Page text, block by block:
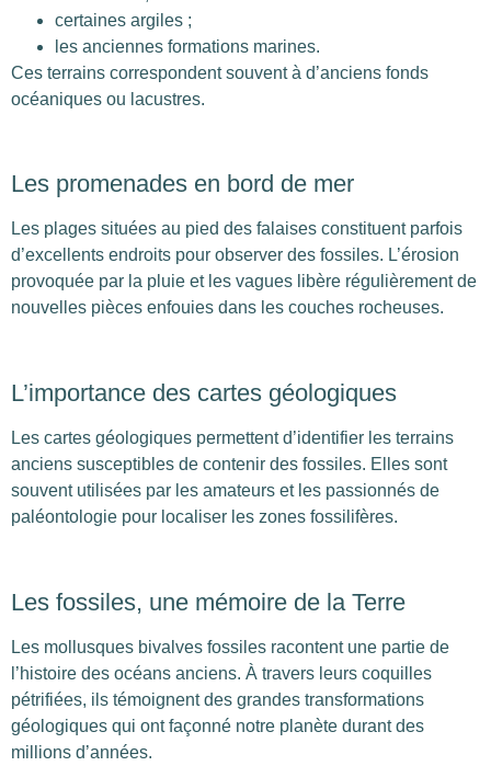
certaines argiles ;
les anciennes formations marines.
Ces terrains correspondent souvent à d’anciens fonds
océaniques ou lacustres.
Les promenades en bord de mer
Les plages situées au pied des falaises constituent parfois
d’excellents endroits pour observer des fossiles. L’érosion
provoquée par la pluie et les vagues libère régulièrement de
nouvelles pièces enfouies dans les couches rocheuses.
L’importance des cartes géologiques
Les cartes géologiques permettent d’identifier les terrains
anciens susceptibles de contenir des fossiles. Elles sont
souvent utilisées par les amateurs et les passionnés de
paléontologie pour localiser les zones fossilifères.
Les fossiles, une mémoire de la Terre
Les mollusques bivalves fossiles racontent une partie de
l’histoire des océans anciens. À travers leurs coquilles
pétrifiées, ils témoignent des grandes transformations
géologiques qui ont façonné notre planète durant des
millions d’années.